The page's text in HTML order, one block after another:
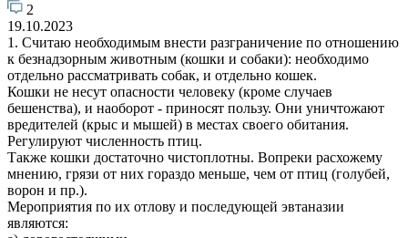
2
19.10.2023
1. Считаю необходимым внести разграничение по отношению
к безнадзорным животным (кошки и собаки): необходимо
отдельно рассматривать собак, и отдельно кошек.
Кошки не несут опасности человеку (кроме случаев
бешенства), и наоборот - приносят пользу. Они уничтожают
вредителей (крыс и мышей) в местах своего обитания.
Регулируют численность птиц.
Также кошки достаточно чистоплотны. Вопреки расхожему
мнению, грязи от них гораздо меньше, чем от птиц (голубей,
ворон и пр.).
Мероприятия по их отлову и последующей эвтаназии
являются: